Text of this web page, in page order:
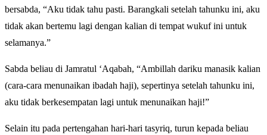
bersabda, “Aku tidak tahu pasti. Barangkali setelah tahunku ini, aku
tidak akan bertemu lagi dengan kalian di tempat wukuf ini untuk
selamanya.”
Sabda beliau di Jamratul ‘Aqabah, “Ambillah dariku manasik kalian
(cara-cara menunaikan ibadah haji), sepertinya setelah tahunku ini,
aku tidak berkesempatan lagi untuk menunaikan haji!”
Selain itu pada pertengahan hari-hari tasyriq, turun kepada beliau